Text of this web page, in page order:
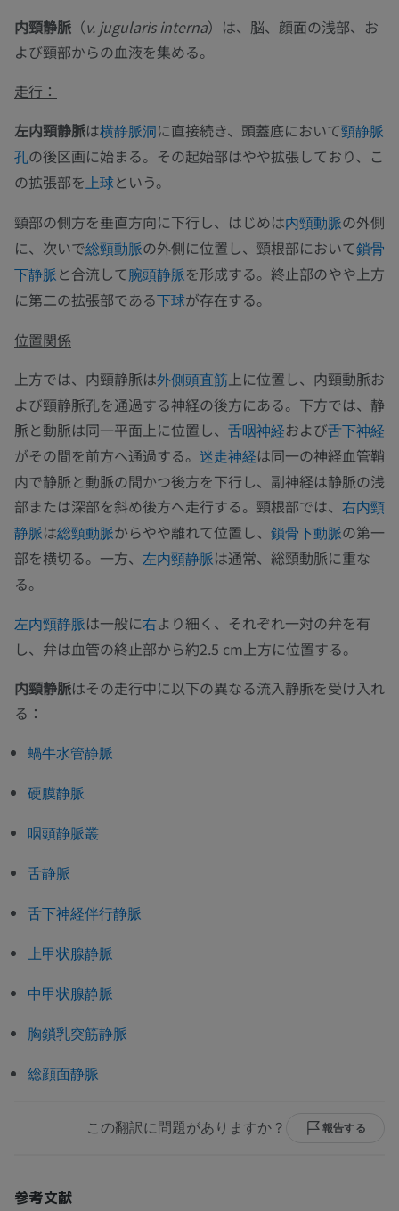
内頸静脈 （v. jugularis interna）は、脳、顔面の浅部、お
よび頸部からの血液を集める。
走行：
左内頸静脈は横静脈洞に直接続き、頭蓋底において頸静脈
孔の後区画に始まる。その起始部はやや拡張しており、こ
の拡張部を上球という。
頸部の側方を垂直方向に下行し、はじめは内頸動脈の外側
に、次いで総頸動脈の外側に位置し、頸根部において鎖骨
下静脈と合流して腕頭静脈を形成する。終止部のやや上方
に第二の拡張部である下球が存在する。
位置関係
上方では、内頸静脈は外側頭直筋上に位置し、内頸動脈お
よび頸静脈孔を通過する神経の後方にある。下方では、静
脈と動脈は同一平面上に位置し、 舌咽神経および舌下神経
がその間を前方へ通過する。 迷走神経は同一の神経血管鞘
内で静脈と動脈の間かつ後方を下行し、副神経は静脈の浅
部または深部を斜め後方へ走行する。頸根部では、 右内頸
静脈は総頸動脈からやや離れて位置し、 鎖骨下動脈の第一
部を横切る。一方、 左内頸静脈は通常、総頸動脈に重な
る。
左内頸静脈は一般に右より細く、それぞれ一対の弁を有
し、弁は血管の終止部から約2.5 cm上方に位置する。
内頸静脈はその走行中に以下の異なる流入静脈を受け入れ
る：
蝸牛水管静脈
硬膜静脈
咽頭静脈叢
舌静脈
舌下神経伴行静脈
上甲状腺静脈
中甲状腺静脈
胸鎖乳突筋静脈
総顔面静脈
この翻訳に問題がありますか？ 報告する
参考文献